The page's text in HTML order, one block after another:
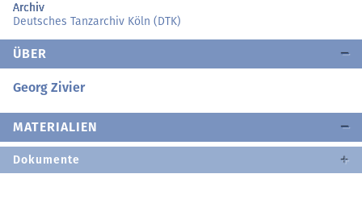
Archiv
Deutsches Tanzarchiv Köln (DTK)
ÜBER
Georg Zivier
MATERIALIEN
Dokumente